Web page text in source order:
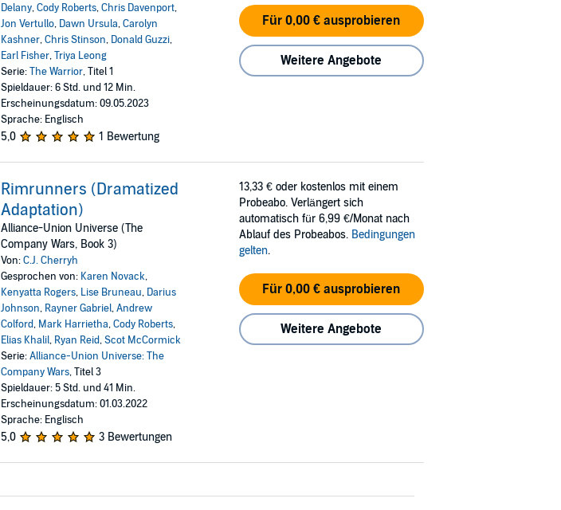
Delany,Cody Roberts,Chris Davenport,
Jon Vertullo, Dawn Ursula,Carolyn
Kashner,Chris Stinson, Donald Guzzi,
Earl Fisher,Triya Leong
Serie:The Warrior, Titel 1
Spieldauer: 6 Std. und 12 Min.
Erscheinungsdatum: 09.05.2023
Sprache: Englisch
5,0 1 Bewertung
Für 0,00 € ausprobieren
Weitere Angebote
Rimrunners (Dramatized
Adaptation)
Alliance-Union Universe (The
Company Wars, Book 3)
Von:C.J. Cherryh
Gesprochen von: Karen Novack,
Kenyatta Rogers, Lise Bruneau, Darius
Johnson, Rayner Gabriel,Andrew
Colford, Mark Harrietha,Cody Roberts,
Elias Khalil, Ryan Reid,Scot McCormick
Serie:Alliance-Union Universe: The
Company Wars, Titel 3
Spieldauer: 5 Std. und 41 Min.
Erscheinungsdatum: 01.03.2022
Sprache: Englisch
5,0 3 Bewertungen
13,33 € oder kostenlos mit einem
Probeabo. Verlängert sich
automatisch für 6,99 €/Monat nach
Ablauf des Probeabos. Bedingungen
gelten.
Für 0,00 € ausprobieren
Weitere Angebote